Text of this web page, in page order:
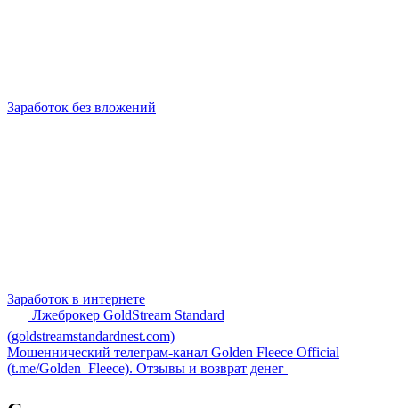
Заработок без вложений
Заработок в интернете
Лжеброкер GoldStream Standard
(goldstreamstandardnest.com)
Мошеннический телеграм-канал Golden Fleece Official
(t.me/Golden_Fleece). Отзывы и возврат денег